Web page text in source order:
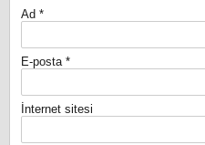
Ad *
E-posta *
İnternet sitesi